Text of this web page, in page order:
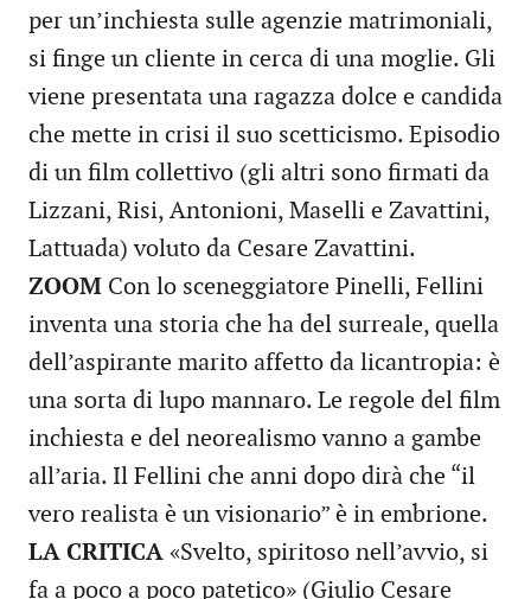
per un’inchiesta sulle agenzie matrimoniali,
si finge un cliente in cerca di una moglie. Gli
viene presentata una ragazza dolce e candida
che mette in crisi il suo scetticismo. Episodio
di un film collettivo (gli altri sono firmati da
Lizzani, Risi, Antonioni, Maselli e Zavattini,
Lattuada) voluto da Cesare Zavattini.
ZOOM Con lo sceneggiatore Pinelli, Fellini
inventa una storia che ha del surreale, quella
dell’aspirante marito affetto da licantropia: è
una sorta di lupo mannaro. Le regole del film
inchiesta e del neorealismo vanno a gambe
all’aria. Il Fellini che anni dopo dirà che “il
vero realista è un visionario” è in embrione.
LA CRITICA «Svelto, spiritoso nell’avvio, si
fa a poco a poco patetico» (Giulio Cesare